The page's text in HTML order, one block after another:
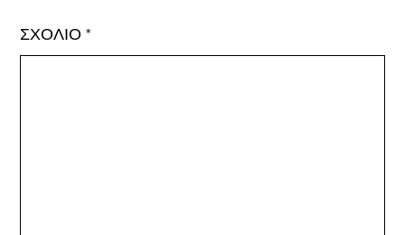
ΣΧΌΛΙΟ*